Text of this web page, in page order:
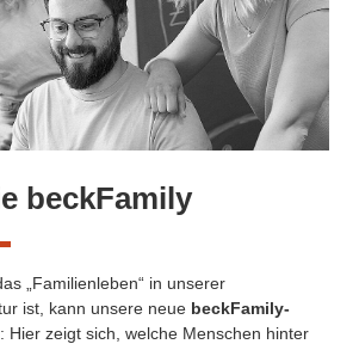
beckFamily
„Familienleben“ in unserer
ist, kann unsere neue beckFamily-
Hier zeigt sich, welche Menschen hinter